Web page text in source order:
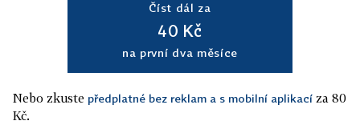
Číst dál za
40 Kč
na první dva měsíce
Nebo zkuste předplatné bez reklam a s mobilní aplikací za 80
Kč.